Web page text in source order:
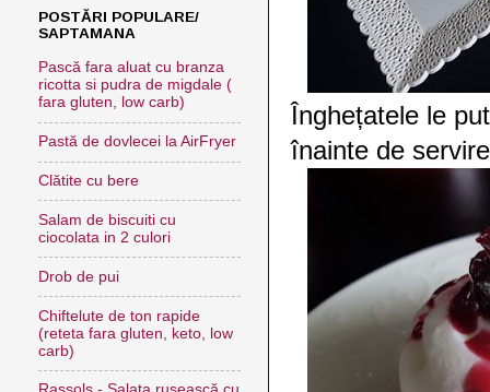
Înghețatele le
înainte de
POSTĂRI POPULARE/
SAPTAMANA
Pască fara aluat cu branza
ricotta si pudra de migdale (
fara gluten, low carb)
Pastă de dovlecei la AirFryer
Clătite cu bere
Salam de biscuiti cu
ciocolata in 2 culori
Drob de pui
Chiftelute de ton rapide
(reteta fara gluten, keto, low
carb)